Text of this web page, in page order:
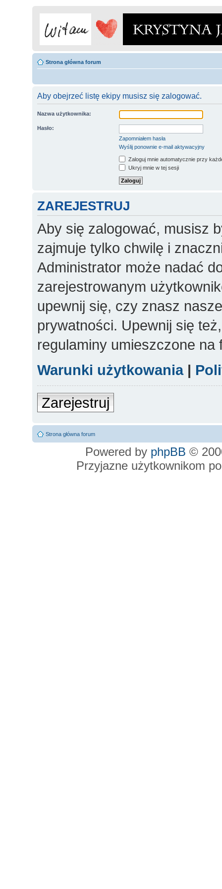
Strona główna forum
Aby obejrzeć listę ekipy musisz się zalogować.
Nazwa użytkownika:
Hasło:
Zapomniałem hasła
Wyślij ponownie e-mail aktywacyjny
Zaloguj mnie automatycznie przy
Ukryj mnie w tej sesji
ZAREJESTRUJ
Aby się zalogować, musisz
zajmuje tylko chwilę i
Administrator może nadać
zarejestrowanym
upewnij się, czy znasz
prywatności. Upewnij się
regulaminy umieszczone na
Warunki użytkowania|
Zarejestruj
Strona główna forum
Powered by phpBB ©
Przyjazne użytkownikom